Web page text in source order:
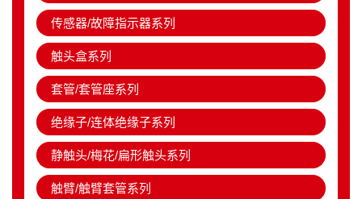
传感器/故障指示器系列
触头盒系列
套管/套管座系列
绝缘子/连体绝缘子系列
静触头/梅花/扁形触头系列
触臂/触臂套管系列